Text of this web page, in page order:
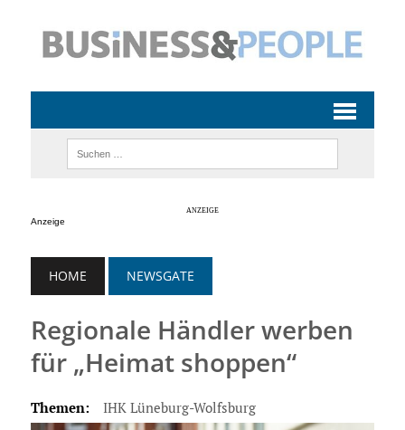
Anzeige
HOME NEWSGATE
Regionale Händler werben
für „Heimat shoppen“
Themen: IHK Lüneburg-Wolfsburg